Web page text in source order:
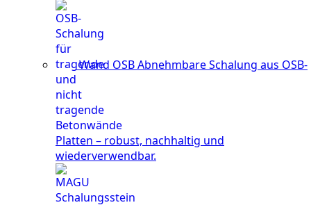
Wand OSBAbnehmbare Schalung aus OSB-
Platten – robust, nachhaltig und
wiederverwendbar.